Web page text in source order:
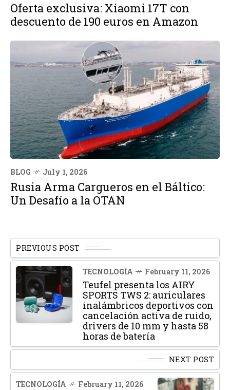
Oferta exclusiva: Xiaomi 17T con
descuento de 190 euros en Amazon
BLOG July 1, 2026
Rusia Arma Cargueros en el Báltico:
Un Desafío a la OTAN
PREVIOUS POST
TECNOLOGÍA February 11, 2026
Teufel presenta los AIRY
SPORTS TWS 2: auriculares
inalámbricos deportivos con
cancelación activa de ruido,
drivers de 10 mm y hasta 58
horas de batería
NEXT POST
TECNOLOGÍA February 11, 2026